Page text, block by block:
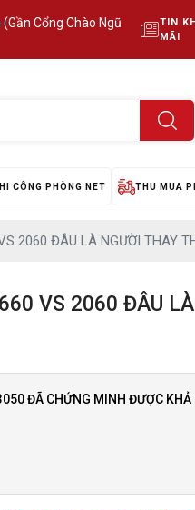
Cổng Chào Ngũ
TIN
MÃI
CÔNG PHÒNG NET THU MUA
2060 ĐÂU LÀ NGƯỜI THAY
VS 2060 ĐÂU
ĐÃ CHỨNG MINH ĐƯỢC